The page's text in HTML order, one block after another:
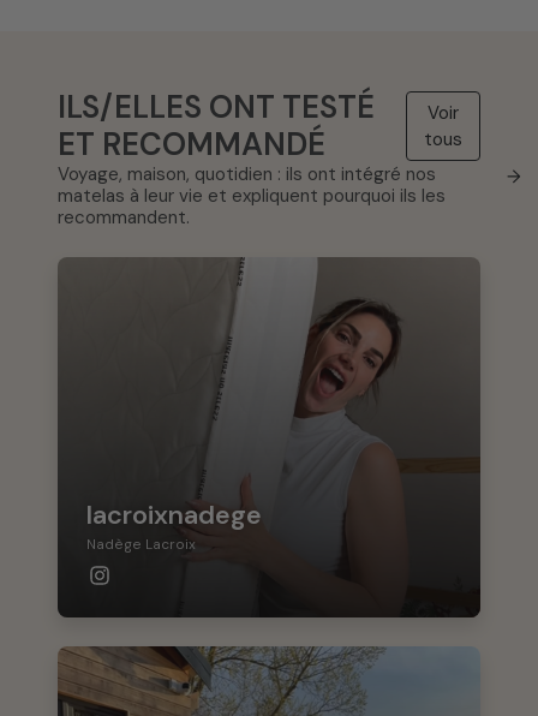
ILS/ELLES ONT TESTÉ
ET RECOMMANDÉ
Voir
tous
→
Voyage, maison, quotidien : ils ont intégré nos
matelas à leur vie et expliquent pourquoi ils les
recommandent.
lacroixnadege
Nadège Lacroix